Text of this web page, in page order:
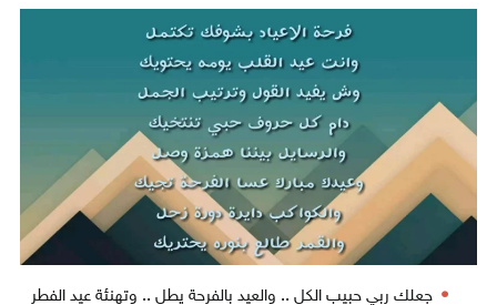
جعلك ربي حبيب الكل .. والعيد بالفرحة يطل .. وتهنئة عيد الفطر